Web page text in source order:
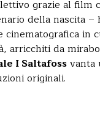
grazie al film
della nascita –
in
arricchiti da
I Saltafossvanta
originali.